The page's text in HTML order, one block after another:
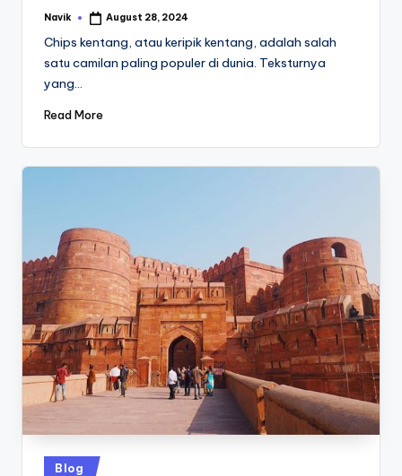
Posted
Navik August 28, 2024
Chips kentang, atau keripik kentang, adalah salah
satu camilan paling populer di dunia. Teksturnya
yang…
Read More
Posted
Blog